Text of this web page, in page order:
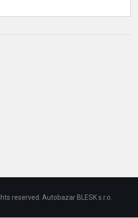
reserved. Autobazar BLESK s.r.o.